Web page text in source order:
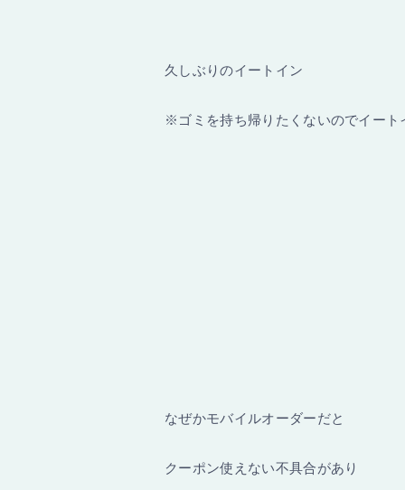
久しぶりのイートイン
※ゴミを持ち帰りたくないのでイート
なぜかモバイルオーダーだと
クーポン使えない不具合があり